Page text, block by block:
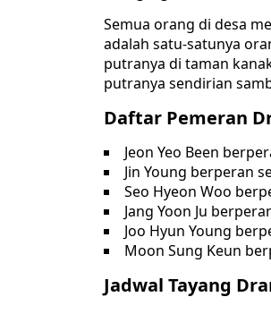
Semua orang di desa
adalah satu-satunya
putranya di taman
putranya sendirian
Daftar Pemeran
Jeon Yeo Been
Jin Young berperan
Seo Hyeon Woo
Jang Yoon Ju
Joo Hyun Young
Moon Sung Keun
Jadwal Tayang